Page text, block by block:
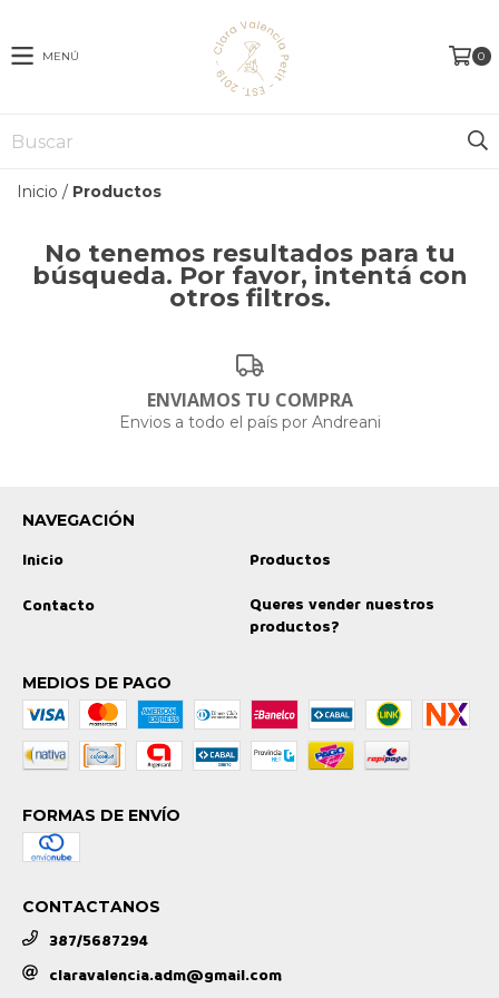
MENÚ 0
Inicio / Productos
No tenemos resultados para tu
búsqueda. Por favor, intentá con
otros filtros.
ENVIAMOS TU COMPRA
Envios a todo el país por Andreani
NAVEGACIÓN
Inicio Productos
Contacto
Queres vender nuestros
productos?
MEDIOS DE PAGO
FORMAS DE ENVÍO
CONTACTANOS
387/5687294
claravalencia.adm@gmail.com